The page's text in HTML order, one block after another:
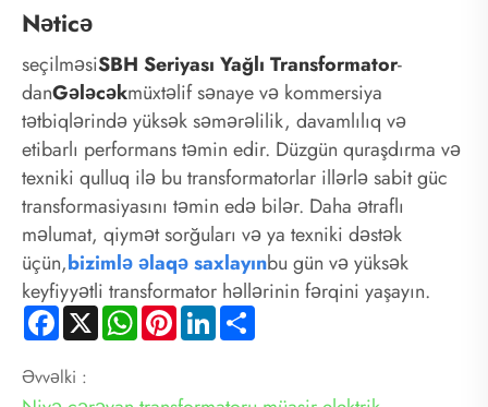
Nəticə
seçilməsiSBH Seriyası Yağlı Transformator-
danGələcəkmüxtəlif sənaye və kommersiya
tətbiqlərində yüksək səmərəlilik, davamlılıq və
etibarlı performans təmin edir. Düzgün quraşdırma və
texniki qulluq ilə bu transformatorlar illərlə sabit güc
transformasiyasını təmin edə bilər. Daha ətraflı
məlumat, qiymət sorğuları və ya texniki dəstək
üçün,bizimlə əlaqə saxlayınbu gün və yüksək
keyfiyyətli transformator həllərinin fərqini yaşayın.
Facebook
X WhatsApp
PinterestLinkedIn
Əvvəlki :